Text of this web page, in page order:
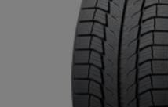
PILOT ROAD 3
PILOT ROAD 4